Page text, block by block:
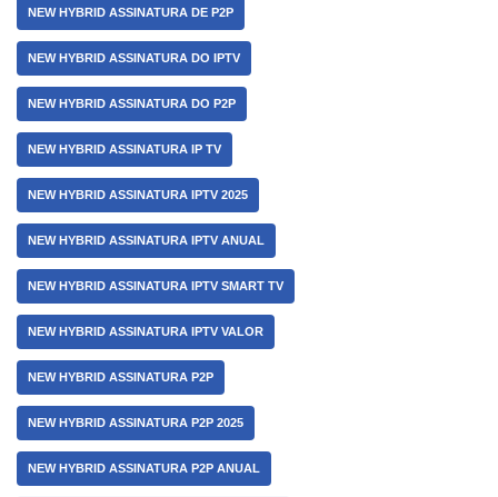
NEW HYBRID ASSINATURA DE P2P
NEW HYBRID ASSINATURA DO IPTV
NEW HYBRID ASSINATURA DO P2P
NEW HYBRID ASSINATURA IP TV
NEW HYBRID ASSINATURA IPTV 2025
NEW HYBRID ASSINATURA IPTV ANUAL
NEW HYBRID ASSINATURA IPTV SMART TV
NEW HYBRID ASSINATURA IPTV VALOR
NEW HYBRID ASSINATURA P2P
NEW HYBRID ASSINATURA P2P 2025
NEW HYBRID ASSINATURA P2P ANUAL